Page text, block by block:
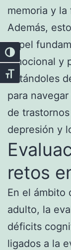
Alternar alto
Alternar tamaño
memoria y
Además,
papel
emocional y
dotándoles
para
de
depresión y
retos
En el ámbito
adulto, la
déficits
ligados a la